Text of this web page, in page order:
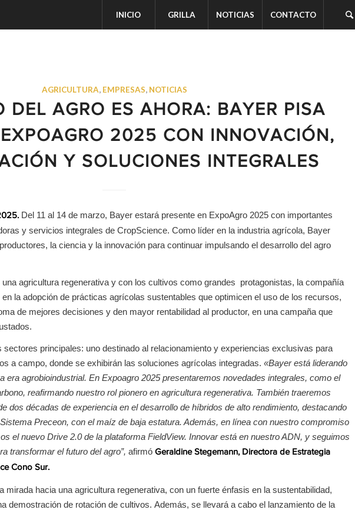
INICIO GRILLA NOTICIAS CONTACTO
AGRICULTURA, EMPRESAS, NOTICIAS
DEL AGRO ES AHORA: BAYER PISA
EXPOAGRO 2025 CON INNOVACIÓN,
Y SOLUCIONES INTEGRALES
Del 11 al 14 de marzo, Bayer estará presente en ExpoAgro 2025 con importantes
y servicios integrales de CropScience. Como líder en la industria agrícola, Bayer
la ciencia y la innovación para continuar impulsando el desarrollo del agro
agricultura regenerativa y con los cultivos como grandes protagonistas, la compañía
la adopción de prácticas agrícolas sustentables que optimicen el uso de los recursos,
de mejores decisiones y den mayor rentabilidad al productor, en una campaña que
sectores principales: uno destinado al relacionamiento y experiencias exclusivas para
a campo, donde se exhibirán las soluciones agrícolas integradas. «Bayer está liderando
era agrobioindustrial. En Expoagro 2025 presentaremos novedades integrales, como el
reafirmando nuestro rol pionero en agricultura regenerativa. También traeremos
dos décadas de experiencia en el desarrollo de híbridos de alto rendimiento, destacando
Preceon, con el maíz de baja estatura. Además, en línea con nuestro compromiso
el nuevo Drive 2.0 de la plataforma FieldView. Innovar está en nuestro ADN, y seguimos
transformar el futuro del agro”, afirmó Geraldine Stegemann, Directora de Estrategia
Cono Sur.
mirada hacia una agricultura regenerativa, con un fuerte énfasis en la sustentabilidad,
demostración de rotación de cultivos. Además, se llevará a cabo el lanzamiento de la